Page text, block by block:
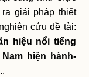
giải pháp thiết
cứu đề tài:
hiệu nổi tiếng
hiện hành-
..